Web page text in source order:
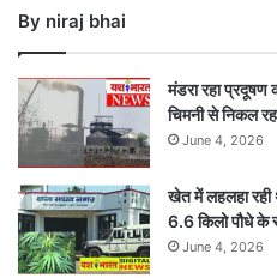
पर
प्रयास
का
केस
दर्ज!
By niraj bhai
मंडरा रहा प्रदूषण
चिमनी से निकल
June 4, 2026
खेत में लहलहा रही
6.6 किलो पौधे के
June 4, 2026